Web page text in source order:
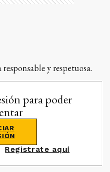
y respetuosa.
para poder
Registrate aquí